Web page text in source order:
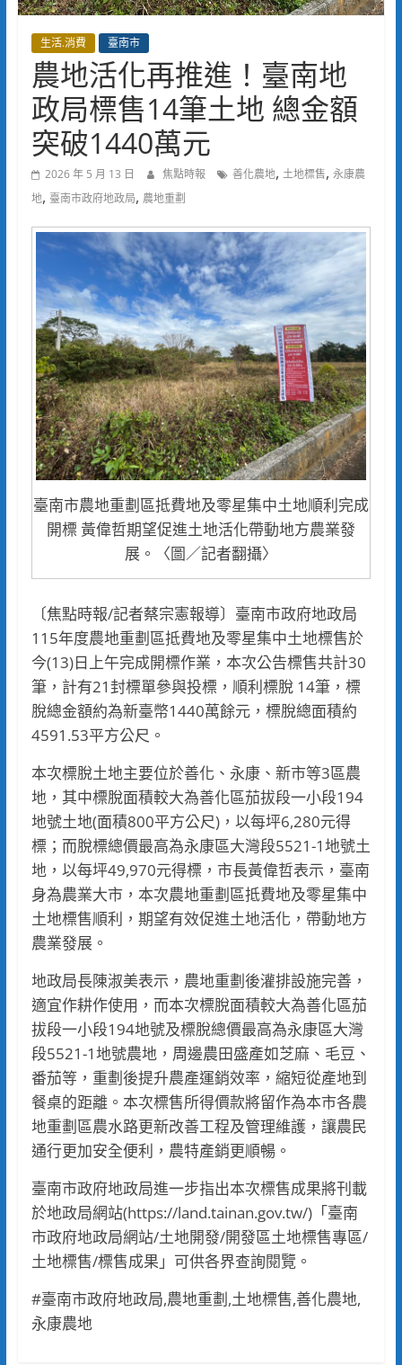
生活.消費 臺南市
農地活化再推進！臺南地
政局標售14筆土地 總金額
突破1440萬元
2026 年 5 月 13 日 焦點時報 善化農地, 土地標售, 永康農
地, 臺南市政府地政局, 農地重劃
臺南市農地重劃區抵費地及零星集中土地順利完成
開標 黃偉哲期望促進土地活化帶動地方農業發
展。〈圖／記者翻攝〉
〔焦點時報/記者蔡宗憲報導〕臺南市政府地政局
115年度農地重劃區抵費地及零星集中土地標售於
今(13)日上午完成開標作業，本次公告標售共計30
筆，計有21封標單參與投標，順利標脫 14筆，標
脫總金額約為新臺幣1440萬餘元，標脫總面積約
4591.53平方公尺。
本次標脫土地主要位於善化、永康、新市等3區農
地，其中標脫面積較大為善化區茄拔段一小段194
地號土地(面積800平方公尺)，以每坪6,280元得
標；而脫標總價最高為永康區大灣段5521-1地號土
地，以每坪49,970元得標，市長黃偉哲表示，臺南
身為農業大市，本次農地重劃區抵費地及零星集中
土地標售順利，期望有效促進土地活化，帶動地方
農業發展。
地政局長陳淑美表示，農地重劃後灌排設施完善，
適宜作耕作使用，而本次標脫面積較大為善化區茄
拔段一小段194地號及標脫總價最高為永康區大灣
段5521-1地號農地，周邊農田盛產如芝麻、毛豆、
番茄等，重劃後提升農產運銷效率，縮短從產地到
餐桌的距離。本次標售所得價款將留作為本市各農
地重劃區農水路更新改善工程及管理維護，讓農民
通行更加安全便利，農特產銷更順暢。
臺南市政府地政局進一步指出本次標售成果將刊載
於地政局網站(https://land.tainan.gov.tw/)「臺南
市政府地政局網站/土地開發/開發區土地標售專區/
土地標售/標售成果」可供各界查詢閱覽。
#臺南市政府地政局,農地重劃,土地標售,善化農地,
永康農地